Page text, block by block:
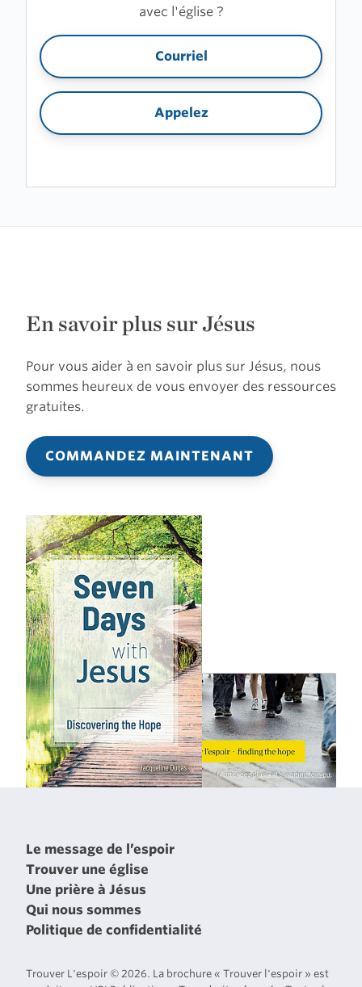
avec l'église ?
Courriel
Appelez
En savoir plus sur Jésus
Pour vous aider à en savoir plus sur Jésus, nous
sommes heureux de vous envoyer des ressources
gratuites.
COMMANDEZ MAINTENANT
Le message de l’espoir
Trouver une église
Une prière à Jésus
Qui nous sommes
Politique de confidentialité
Trouver L'espoir © 2026. La brochure « Trouver l'espoir » est